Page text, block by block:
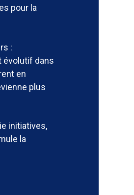
pour la
:
évolutif dans
en
plus
initiatives,
la